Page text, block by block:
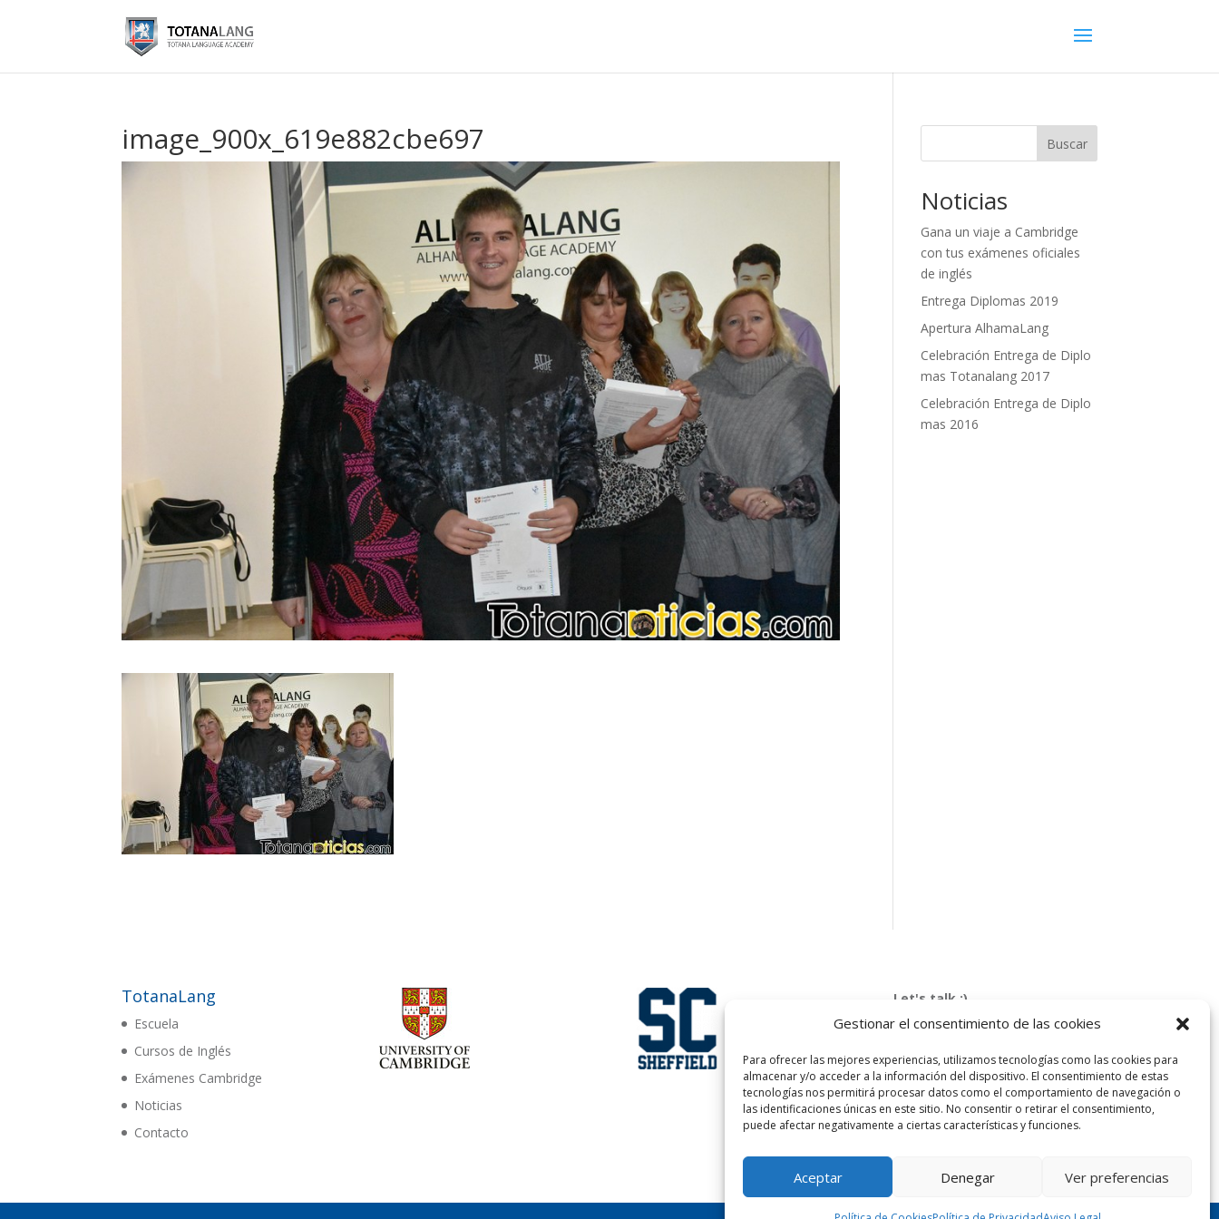
Gestionar el consentimiento de las cookies
Para ofrecer las mejores experiencias, utilizamos tecnologías como las cookies para
almacenar y/o acceder a la información del dispositivo. El consentimiento de estas
tecnologías nos permitirá procesar datos como el comportamiento de navegación o
las identificaciones únicas en este sitio. No consentir o retirar el consentimiento,
puede afectar negativamente a ciertas características y funciones.
Aceptar Denegar Ver preferencias
image_900x_619e882cbe697 Buscar
Noticias
Gana un viaje a Cambridge
con tus exámenes oficiales
de inglés
Entrega Diplomas 2019
Apertura AlhamaLang
Celebración Entrega de Diplo
mas Totanalang 2017
Celebración Entrega de Diplo
mas 2016
TotanaLang
Escuela
Cursos de Inglés
Exámenes Cambridge
Noticias
Contacto
Let's talk :)
968 425 675
30850. Totana. Murcia. Spain
info@totanalang.com